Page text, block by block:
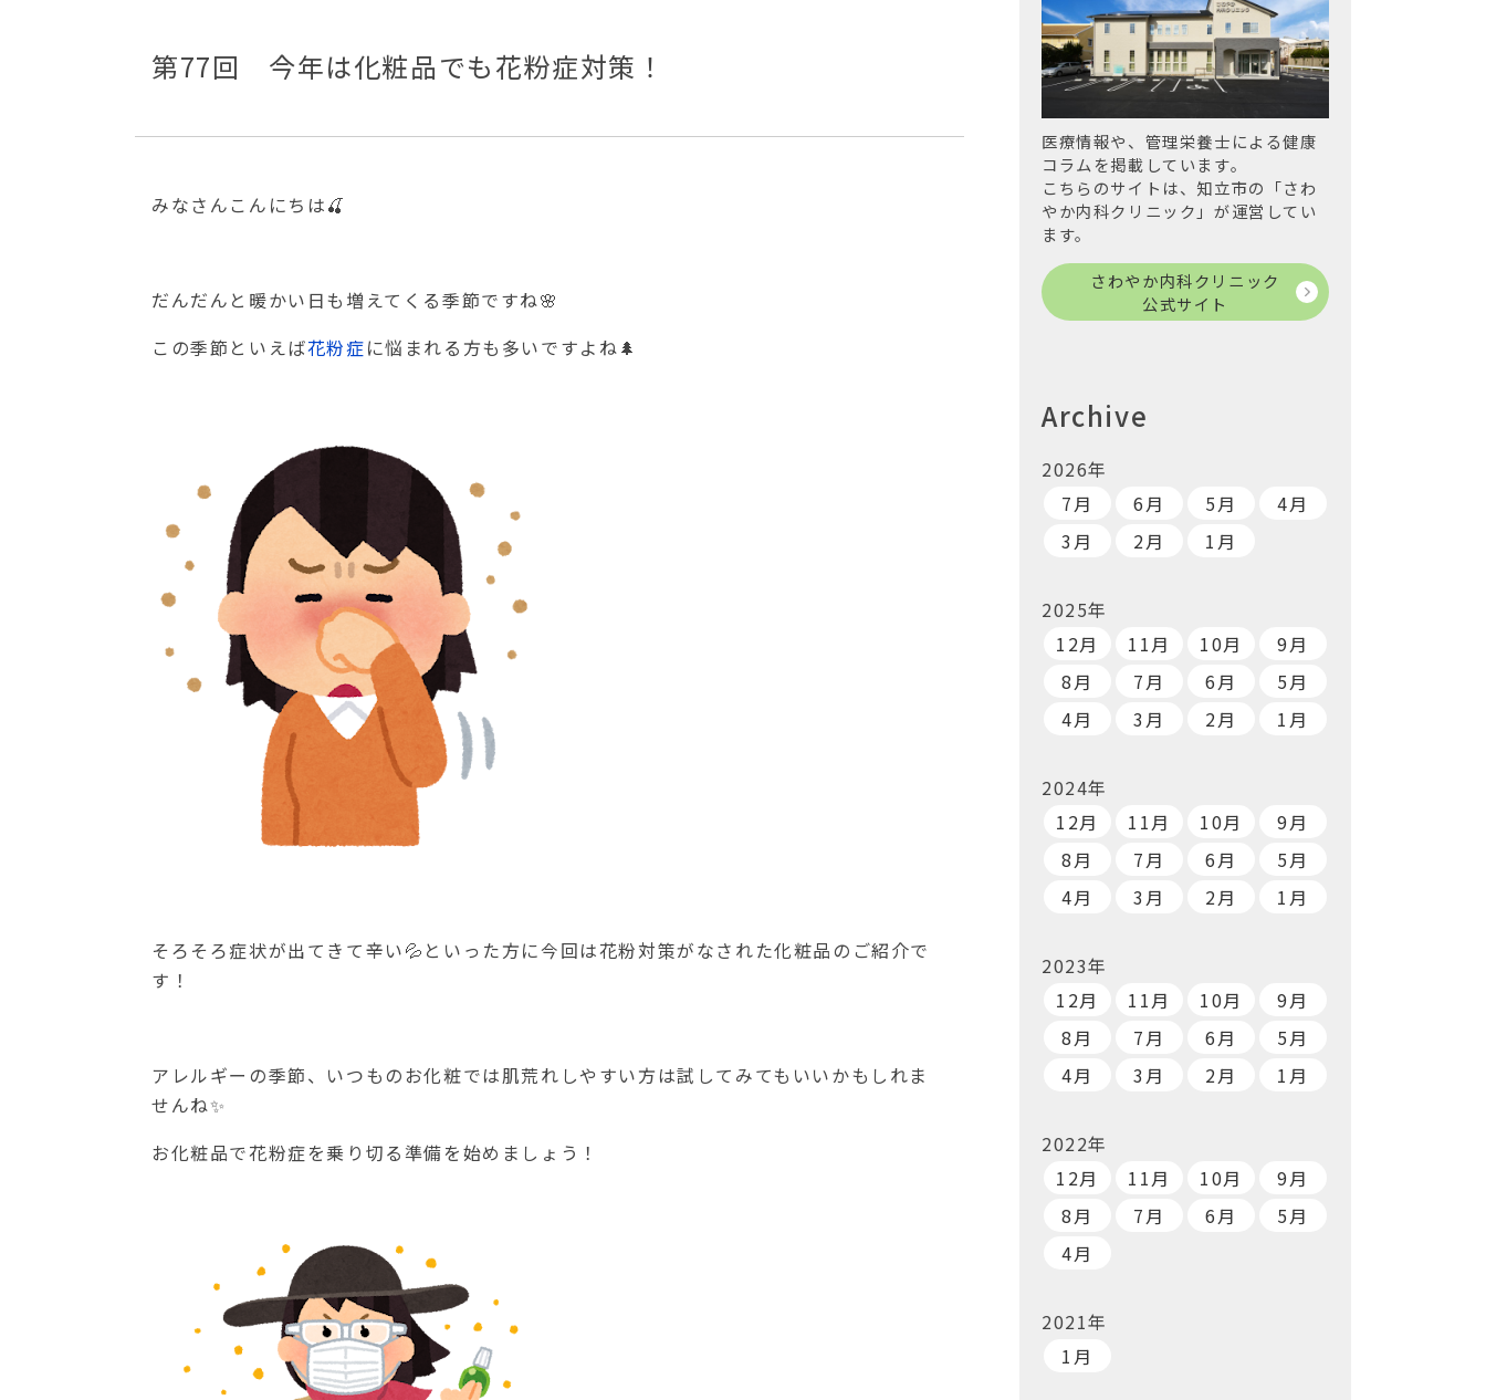
第77回 今年は化粧品でも花粉症対策！
みなさんこんにちは🍒
だんだんと暖かい日も増えてくる季節ですね🌸
この季節といえば花粉症に悩まれる方も多いですよね🌲
そろそろ症状が出てきて辛い💦といった方に今回は花粉対策がなされた化粧品のご紹介で
す！
アレルギーの季節、いつものお化粧では肌荒れしやすい方は試してみてもいいかもしれま
せんね✨
お化粧品で花粉症を乗り切る準備を始めましょう！
医療情報や、管理栄養士による健康
コラムを掲載しています。
こちらのサイトは、知立市の「さわ
やか内科クリニック」が運営してい
ます。
さわやか内科クリニック
公式サイト
Archive
2026年
7月
6月 5月
4月
3月
2月 1月
2025年
12月
11月 10月
9月
8月
7月 6月
5月
4月
3月 2月 1月
2024年
12月
11月 10月
9月
8月
7月 6月
5月
4月
3月 2月 1月
2023年
12月
11月 10月
9月
8月
7月 6月
5月
4月
3月 2月 1月
2022年
12月
11月 10月
9月
8月
7月 6月
5月
4月
2021年
1月